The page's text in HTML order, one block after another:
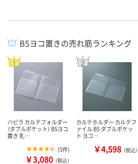
B5ヨコ置きの売れ筋ランキング
ハピラ カルテフォルダー
（ダブルポケット） B5ヨコ
置き 乳…
(5件)
￥3,080 （税込）
カルテホルダー カルテフ
ァイル B5 ダブルポケッ
ト ヨコ…
￥4,598 （税込）